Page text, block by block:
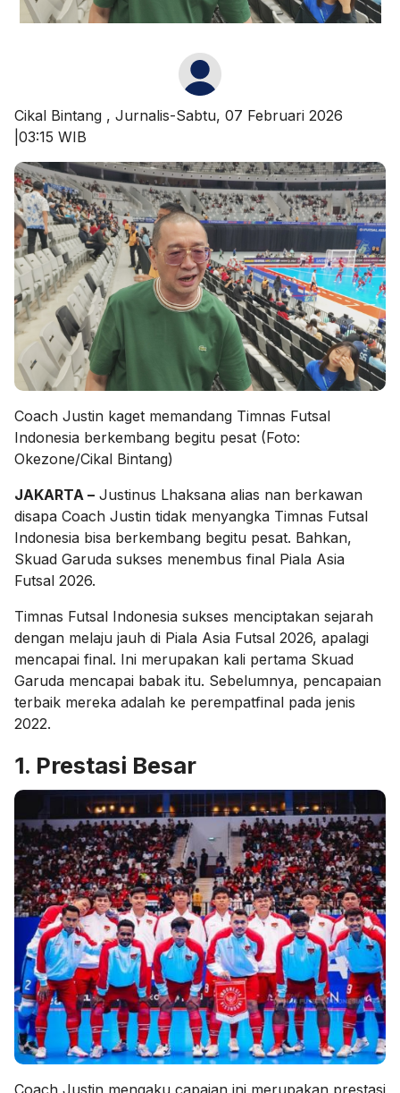
Cikal Bintang , Jurnalis-Sabtu, 07 Februari 2026
|03:15 WIB
Coach Justin kaget memandang Timnas Futsal
Indonesia berkembang begitu pesat (Foto:
Okezone/Cikal Bintang)
JAKARTA – Justinus Lhaksana alias nan berkawan
disapa Coach Justin tidak menyangka Timnas Futsal
Indonesia bisa berkembang begitu pesat. Bahkan,
Skuad Garuda sukses menembus final Piala Asia
Futsal 2026.
Timnas Futsal Indonesia sukses menciptakan sejarah
dengan melaju jauh di Piala Asia Futsal 2026, apalagi
mencapai final. Ini merupakan kali pertama Skuad
Garuda mencapai babak itu. Sebelumnya, pencapaian
terbaik mereka adalah ke perempatfinal pada jenis
2022.
1. Prestasi Besar